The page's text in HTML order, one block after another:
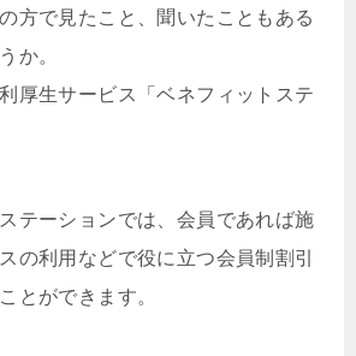
方で見たこと、聞いたこともある
か。
厚生サービス「ベネフィットステ
テーションでは、会員であれば施
の利用などで役に立つ会員制割引
とができます。